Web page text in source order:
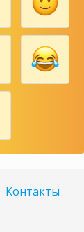
Контакты